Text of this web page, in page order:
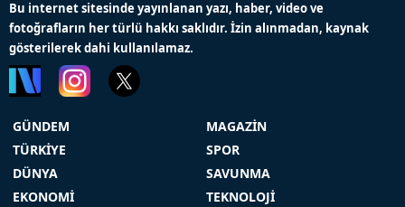
Bu internet sitesinde yayınlanan yazı, haber, video ve
fotoğrafların her türlü hakkı saklıdır. İzin alınmadan, kaynak
gösterilerek dahi kullanılamaz.
GÜNDEM
TÜRKİYE
DÜNYA
EKONOMİ
MAGAZİN
SPOR
SAVUNMA
TEKNOLOJİ